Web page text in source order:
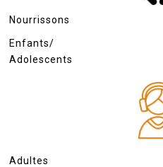
Nourrissons
Enfants/
Adolescents
Adultes